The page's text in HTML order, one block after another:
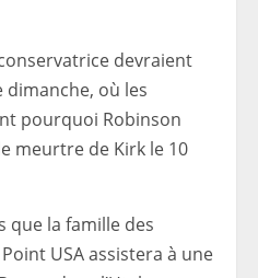
devraient
dimanche, où les
pourquoi Robinson
meurtre de Kirk le 10
que la famille des
USA assistera à une